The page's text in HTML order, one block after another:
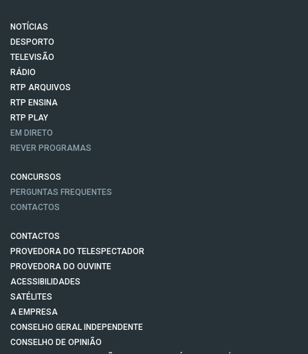
NOTÍCIAS
DESPORTO
TELEVISÃO
RÁDIO
RTP ARQUIVOS
RTP ENSINA
RTP PLAY
EM DIRETO
REVER PROGRAMAS
CONCURSOS
PERGUNTAS FREQUENTES
CONTACTOS
CONTACTOS
PROVEDORA DO TELESPECTADOR
PROVEDORA DO OUVINTE
ACESSIBILIDADES
SATÉLITES
A EMPRESA
CONSELHO GERAL INDEPENDENTE
CONSELHO DE OPINIÃO